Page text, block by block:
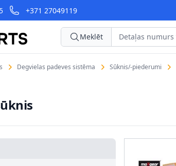
+371 27049119
Meklēt
Degvielas padeves sistēma Sūknis/-piederumi